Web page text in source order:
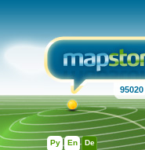
Ру En De
95020